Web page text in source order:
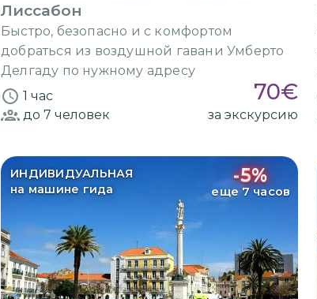
Лиссабон
Быстро, безопасно и с комфортом
добраться из воздушной гавани Умберто
Делгаду по нужному адресу
1 час
70€
до 7 человек за экскурсию
ИНДИВИДУАЛЬНАЯ
на машине гида
-5%
еще 7 часов